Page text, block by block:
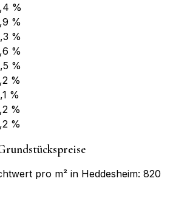
%
%
%
%
%
%
%
%
%
pro m² in Heddesheim: 820